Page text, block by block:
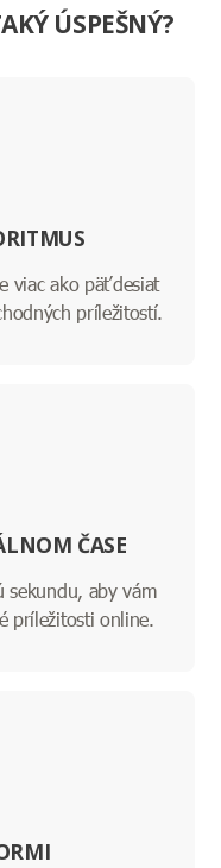
ÚSPEŠNÝ?
viac ako päťdesiat
príležitostí.
ČASE
sekundu, aby vám
príležitosti online.